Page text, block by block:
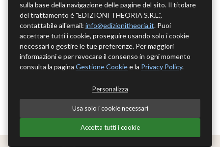
sulla base della navigazione delle pagine del sito. Il titolare
del trattamento è "EDIZIONI THEORIA S.R.L.",
contattabile all'email: info@edizionitheoria.it. Puoi
accettare tutti i cookie, proseguire usando solo i cookie
necessari o gestire le tue preferenze. Per maggiori
informazioni e per revocare il consenso in ogni momento
consulta la pagina Gestione Cookiee la Privacy Policy.
Personalizza
Usa solo i cookie necessari
Accetta tutti i cookie